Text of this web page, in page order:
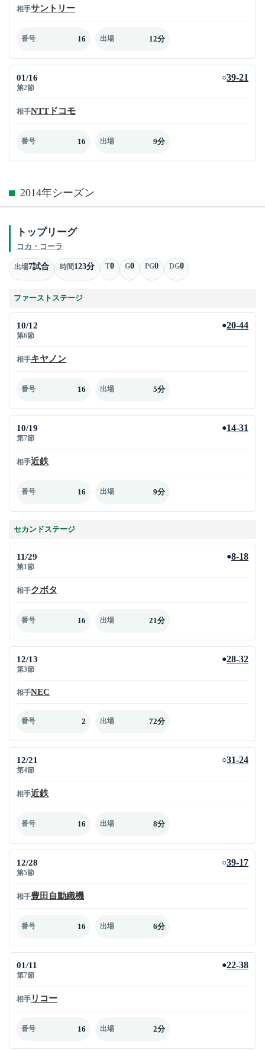
相手サントリー
番号 16 出場 12分
01/16
第2節
○39-21
相手NTTドコモ
番号 16 出場 9分
2014年シーズン
トップリーグ
コカ・コーラ
出場7試合 時間123分 T0 G0 PG0 DG0
ファーストステージ
10/12
第6節
●20-44
相手キヤノン
番号 16 出場 5分
10/19
第7節
●14-31
相手近鉄
番号 16 出場 9分
セカンドステージ
11/29
第1節
●8-18
相手クボタ
番号 16 出場 21分
12/13
第3節
●28-32
相手NEC
番号 2 出場 72分
12/21
第4節
○31-24
相手近鉄
番号 16 出場 8分
12/28
第5節
○39-17
相手豊田自動織機
番号 16 出場 6分
01/11
第7節
●22-38
相手 リコー
番号 16 出場 2分